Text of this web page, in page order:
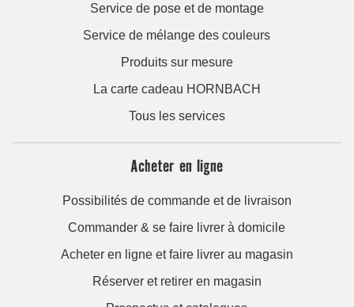
Service de pose et de montage
Service de mélange des couleurs
Produits sur mesure
La carte cadeau HORNBACH
Tous les services
Acheter en ligne
Possibilités de commande et de livraison
Commander & se faire livrer à domicile
Acheter en ligne et faire livrer au magasin
Réserver et retirer en magasin